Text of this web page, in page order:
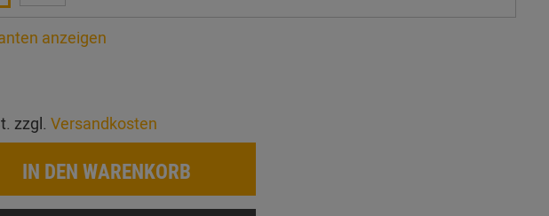
anzeigen
zzgl. Versandkosten
IN DEN WARENKORB